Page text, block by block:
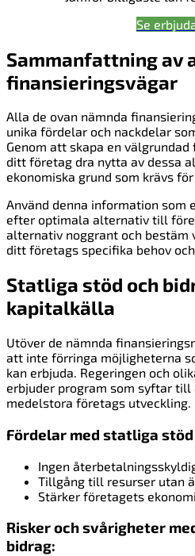
Se
Sammanfattning av
finansieringsvägar
Alla de ovan nämnda
unika fördelar och nackdelar
Genom att skapa en
ditt företag dra nytta av dessa
ekonomiska grund som krävs
Använd denna information som
efter optimala alternativ till
alternativ noggrant och bestäm
ditt företags specifika behov
Statliga stöd och
kapitalkälla
Utöver de nämnda
att inte förringa möjligheterna
kan erbjuda. Regeringen och
erbjuder program som syftar till
medelstora företags utveckling.
Fördelar med statliga
Ingen
Tillgång till resurser utan
Stärker företagets
Risker och svårigheter
bidrag: